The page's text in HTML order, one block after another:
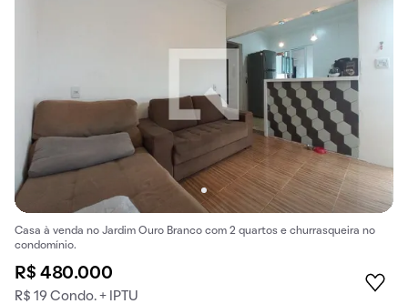
Casa à venda no Jardim Ouro Branco com 2 quartos e churrasqueira no
condomínio.
R$ 480.000
R$ 19 Condo. + IPTU